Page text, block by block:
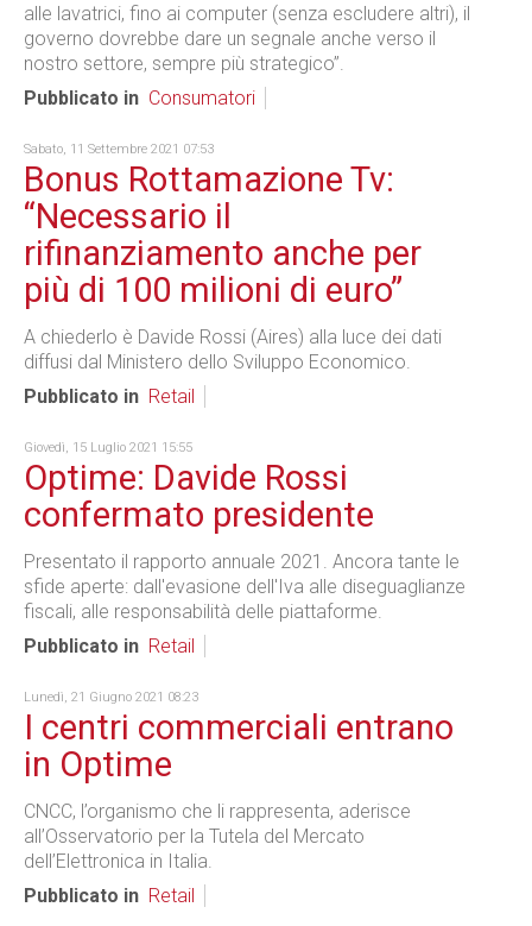
alle lavatrici, fino ai computer (senza escludere altri), il
governo dovrebbe dare un segnale anche verso il
nostro settore, sempre più strategico”.
Pubblicato in Consumatori
Sabato, 11 Settembre 2021 07:53
Bonus Rottamazione Tv:
“Necessario il
rifinanziamento anche per
più di 100 milioni di euro”
A chiederlo è Davide Rossi (Aires) alla luce dei dati
diffusi dal Ministero dello Sviluppo Economico.
Pubblicato in Retail
Giovedì, 15 Luglio 2021 15:55
Optime: Davide Rossi
confermato presidente
Presentato il rapporto annuale 2021. Ancora tante le
sfide aperte: dall'evasione dell'Iva alle diseguaglianze
fiscali, alle responsabilità delle piattaforme.
Pubblicato in Retail
Lunedì, 21 Giugno 2021 08:23
I centri commerciali entrano
in Optime
CNCC, l’organismo che li rappresenta, aderisce
all’Osservatorio per la Tutela del Mercato
dell’Elettronica in Italia.
Pubblicato in Retail